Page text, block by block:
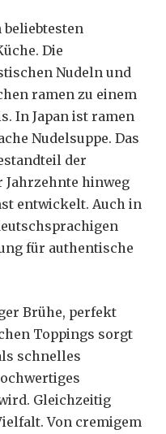
beliebtesten
Die
Nudeln und
ramen zu einem
In Japan ist ramen
Nudelsuppe. Das
der
Jahrzehnte hinweg
entwickelt. Auch in
für authentische
Brühe, perfekt
Toppings sorgt
schnelles
Gleichzeitig
Von cremigem